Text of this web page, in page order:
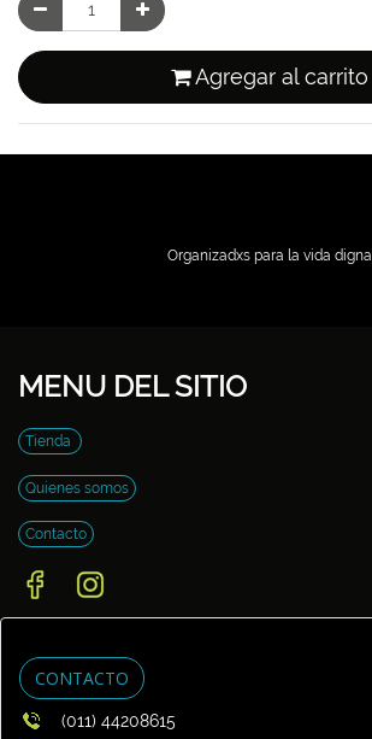
Agregar al carrito
Organizadxs para la vida digna
MENU DEL SITIO
Tienda
Quienes somos
Contacto
CONTACTO
(011) 44208615